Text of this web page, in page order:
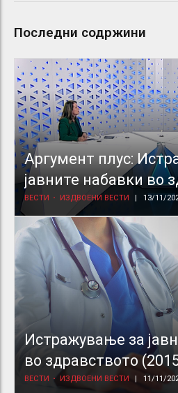
Последни содржини
Аргумент плус:
јавните набавки во
ВЕСТИ ИЗДВОЕНИ ВЕСТИ 13/11/
Истражување за
во здравството
ВЕСТИ ИЗДВОЕНИ ВЕСТИ 11/11/